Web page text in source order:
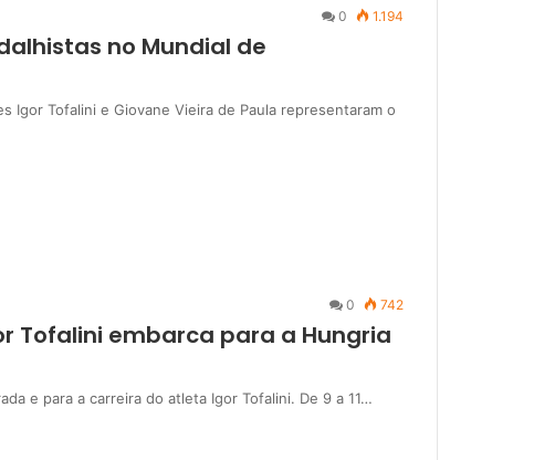
0 1.194
no Mundial de
Igor Tofalini e Giovane Vieira de Paula representaram o
0 742
Tofalini embarca para a Hungria
e para a carreira do atleta Igor Tofalini. De 9 a 11…